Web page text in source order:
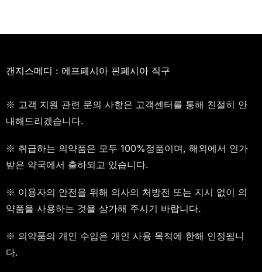
갠지스메디 : 에프페시아 핀페시아 직구
※ 고객 지원 관련 문의 사항은 고객센터를 통해 친절히 안
내해드리겠습니다.
※ 취급하는 의약품은 모두 100%정품이며, 해외에서 인가
받은 약국에서 출하되고 있습니다.
※ 이용자의 안전을 위해 의사의 처방전 또는 지시 없이 의
약품을 사용하는 것을 삼가해 주시기 바랍니다.
※ 의약품의 개인 수입은 개인 사용 목적에 한해 인정됩니
다.